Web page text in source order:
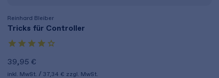
Reinhard Bleiber
Tricks für Controller
39,95 €
inkl. MwSt. 37,34 € zzgl. MwSt.